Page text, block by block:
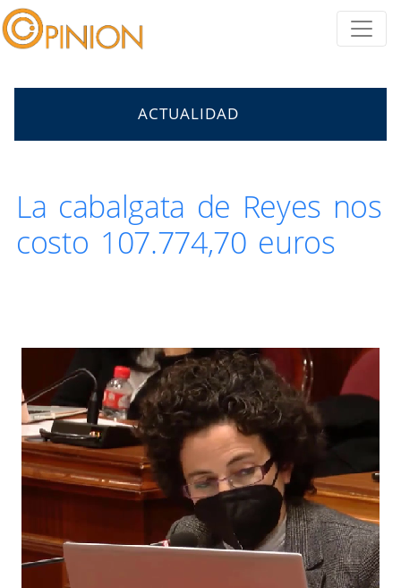
ACTUALIDAD
La cabalgata de Reyes nos
costo 107.774,70 euros